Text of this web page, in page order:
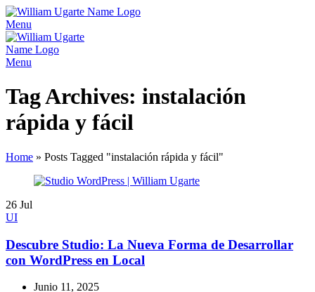
Menu
Menu
Tag Archives: instalación
rápida y fácil
Home » Posts Tagged "instalación rápida y fácil"
26 Jul
UI
Descubre Studio: La Nueva Forma de Desarrollar
con WordPress en Local
Junio 11, 2025